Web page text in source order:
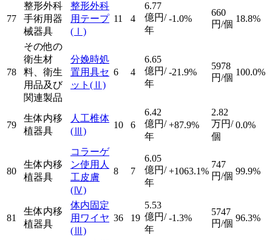
77
整形外科
手術用器
械器具
整形外科
用テープ
(Ⅰ)
11 4
6.77
億円/
年
-1.0%
660
円/個
18.8%
78
その他の
衛生材
料、衛生
用品及び
関連製品
分娩時処
置用具セ
ット (Ⅱ)
6 4
6.65
億円/
年
-21.9%
5978
円/個
100.0%
79
生体内移
植器具
人工椎体
(Ⅲ)
10 6
6.42
億円/
年
+87.9%
2.82
万円/
個
0.0%
80
生体内移
植器具
コラーゲ
ン使用人
工皮膚
(Ⅳ)
8 7
6.05
億円/
年
+1063.1%
747
円/個 99.9%
81
生体内移
植器具
体内固定
用ワイヤ
(Ⅲ)
36 19
5.53
億円/
年
-1.3%
5747
円/個
96.3%